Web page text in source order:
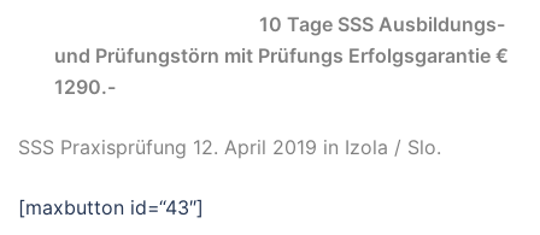
10 Tage SSS Ausbildungs-
und Prüfungstörn mit Prüfungs Erfolgsgarantie €
1290.-
SSS Praxisprüfung 12. April 2019 in Izola / Slo.
[maxbutton id=“43″]